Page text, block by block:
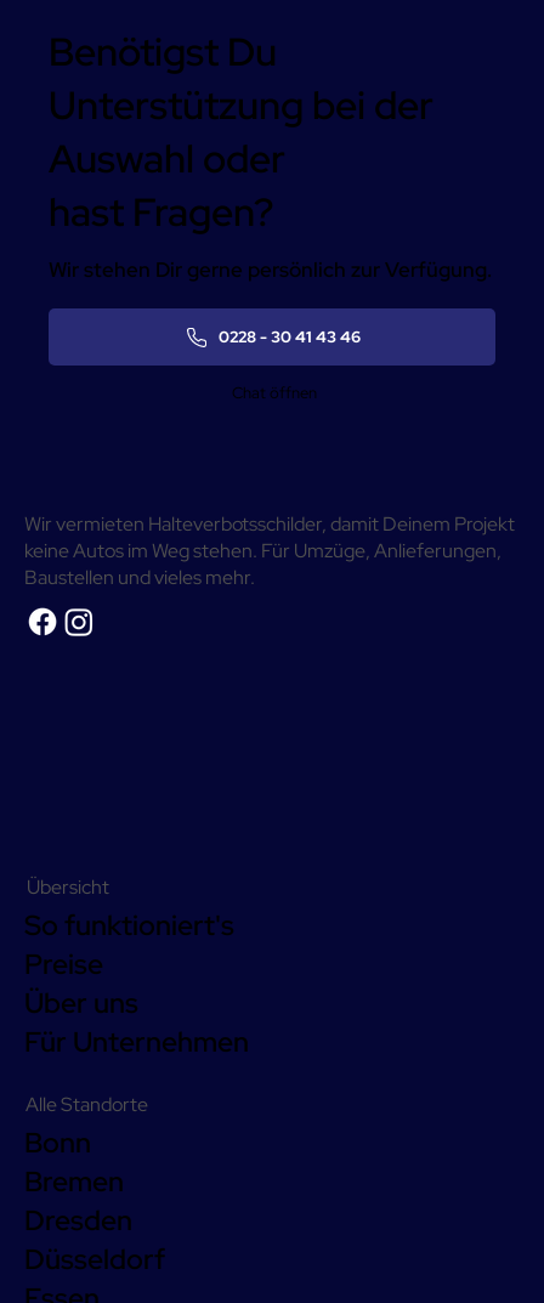
Benötigst Du
Unterstützung bei der
Auswahl oder
hast Fragen?
Wir stehen Dir gerne persönlich zur Verfügung.
0228 - 30 41 43 46
Chat öffnen
Wir vermieten Halteverbotsschilder, damit Deinem Projekt
keine Autos im Weg stehen. Für Umzüge, Anlieferungen,
Baustellen und vieles mehr.
Übersicht
So funktioniert's
Preise
Über uns
Für Unternehmen
Alle Standorte
Bonn
Bremen
Dresden
Düsseldorf